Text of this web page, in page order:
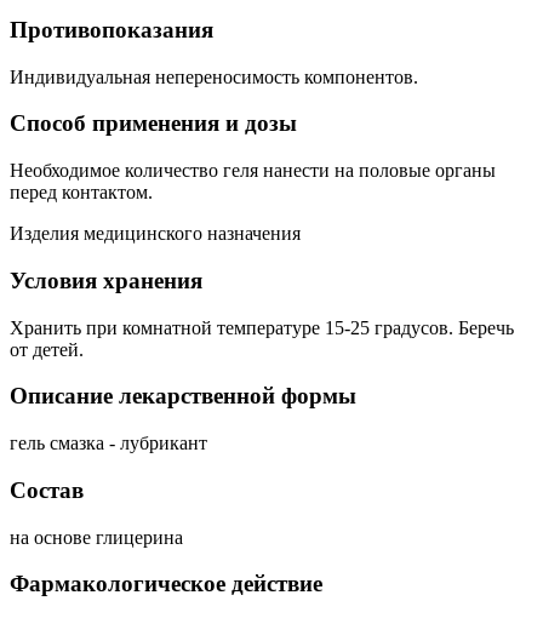
Противопоказания
Индивидуальная непереносимость компонентов.
Способ применения и дозы
Необходимое количество геля нанести на половые органы
перед контактом.
Изделия медицинского назначения
Условия хранения
Хранить при комнатной температуре 15-25 градусов. Беречь
от детей.
Описание лекарственной формы
гель смазка - лубрикант
Состав
на основе глицерина
Фармакологическое действие